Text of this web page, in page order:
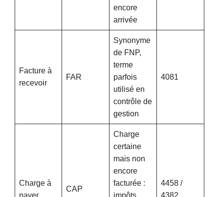
encore
arrivée
Facture à
recevoir
FAR
Synonyme
de FNP,
terme
parfois
utilisé en
contrôle de
gestion
4081
Charge à
payer
CAP
Charge
certaine
mais non
encore
facturée :
impôts,
4458 /
4382